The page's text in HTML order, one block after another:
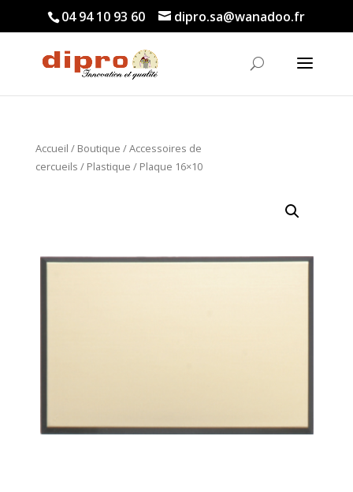
04 94 10 93 60 dipro.sa@wanadoo.fr
Accueil / Boutique /Accessoires de
cercueils / Plastique / Plaque 16×10